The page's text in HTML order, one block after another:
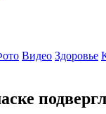
Видео Здоровье